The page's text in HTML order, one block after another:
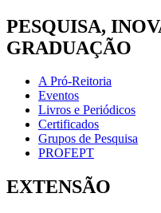
PESQUISA,
GRADUAÇÃO
A Pró-Reitoria
Eventos
Livros e Periódicos
Certificados
Grupos de Pesquisa
PROFEPT
EXTENSÃO